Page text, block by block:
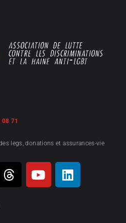
71
legs, donations et assurances-vie